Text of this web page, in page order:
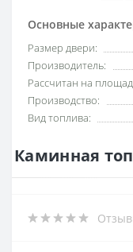
Основные
Размер двери:
Производитель:
Рассчитан на
Производство:
Вид топлива:
Каминная